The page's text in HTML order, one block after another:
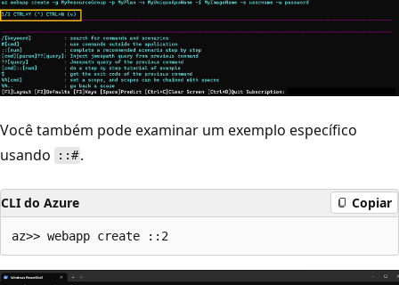
Você também pode examinar um exemplo específico
usando
::# .
CLI do Azure Copiar